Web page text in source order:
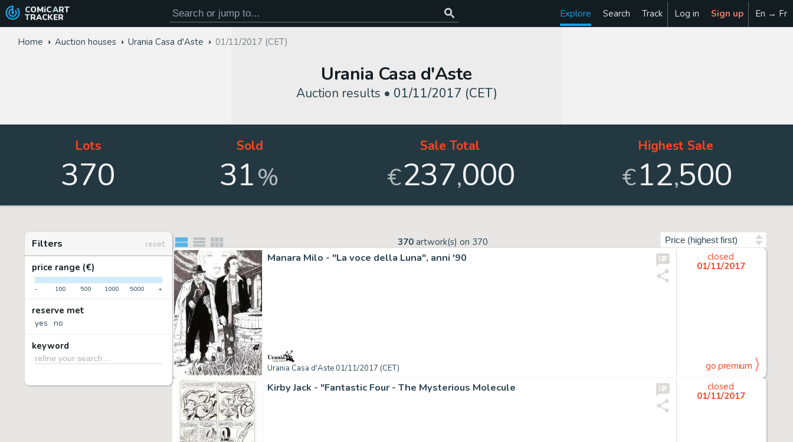
COMiC ART
TRACKER Explore Search Track Log in Sign up En → Fr
Home Auction houses Urania Casa d'Aste 01/11/2017 (CET)
Urania Casa d'Aste
Auction results • 01/11/2017 (CET)
Lots
370
Sold
31%
Sale Total
€237,000
Highest Sale
€12,500
Filters
reset
price range (€)
- 100 500 1000 5000 +
reserve met
yes no
keyword
370 artwork(s) on 370
Manara Milo - "La voce della Luna", anni '90
Urania Casa d'Aste 01/11/2017 (CET)
closed
01/11/2017
go premium
Kirby Jack - "Fantastic Four - The Mysterious Molecule
closed
01/11/2017